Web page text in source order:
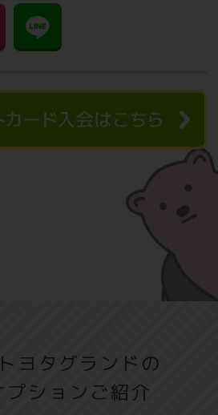
月分→半額‼✨
あったなど証明できるものをお持ち
るジムの会員証もしくは在籍を証明
さい。（ご入会後のご提示は対応
との併用はできません。
ンペーン実施中！☆
など2名様以上の同時入会
対象のキャンペーンです。
ャンペーンに加えて
ヨタグランドの
プションご紹介